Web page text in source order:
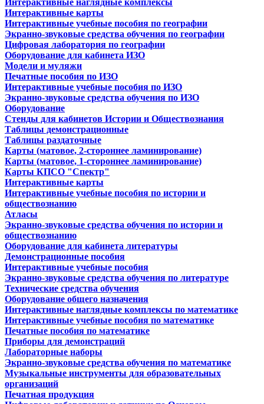
Интерактивные наглядные комплексы
Интерактивные карты
Интерактивные учебные пособия по географии
Экранно-звуковые средства обучения по географии
Цифровая лаборатория по географии
Оборудование для кабинета ИЗО
Модели и муляжи
Печатные пособия по ИЗО
Интерактивные учебные пособия по ИЗО
Экранно-звуковые средства обучения по ИЗО
Оборудование
Стенды для кабинетов Истории и Обществознания
Таблицы демонстрационные
Таблицы раздаточные
Карты (матовое, 2-стороннее ламинирование)
Карты (матовое, 1-стороннее ламинирование)
Карты КПСО "Спектр"
Интерактивные карты
Интерактивные учебные пособия по истории и
обществознанию
Атласы
Экранно-звуковые средства обучения по истории и
обществознанию
Оборудование для кабинета литературы
Демонстрационные пособия
Интерактивные учебные пособия
Экранно-звуковые средства обучения по литературе
Технические средства обучения
Оборудование общего назначения
Интерактивные наглядные комплексы по математике
Интерактивные учебные пособия по математике
Печатные пособия по математике
Приборы для демонстраций
Лабораторные наборы
Экранно-звуковые средства обучения по математике
Музыкальные инструменты для образовательных
организаций
Печатная продукция